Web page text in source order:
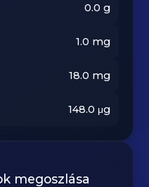
0.0 g
1.0 mg
18.0 mg
148.0 μg
megoszlása